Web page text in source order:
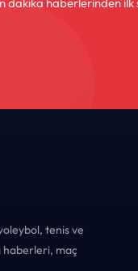
tenis ve
haberleri, maç